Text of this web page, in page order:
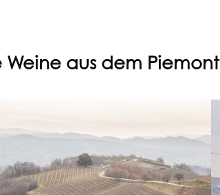
aus dem Piemont